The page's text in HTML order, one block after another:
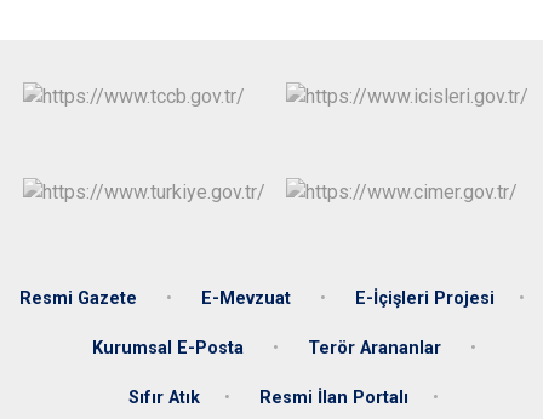
Resmi Gazete E-Mevzuat E-İçişleri Projesi
Kurumsal E-Posta Terör Arananlar
Sıfır Atık Resmi İlan Portalı